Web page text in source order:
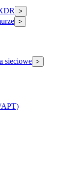
>
>
sieciowe >
APT)